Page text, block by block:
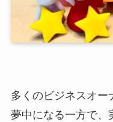
多くのビジネスオー
夢中になる一方で、